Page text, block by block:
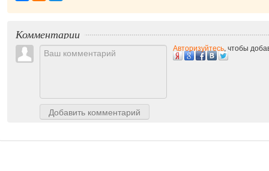
Комментарии